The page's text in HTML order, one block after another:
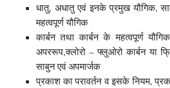
धातु, अधातु एवं इनके प्रमुख यौगिक,
महत्वपूर्ण यौगिक
कार्बन तथा कार्बन के महत्वपूर्ण
अपररूप,क्लोरो – फ्लुओरो कार्बन या
साबुन एवं अपमार्जक
प्रकाश का परावर्तन व इसके नियम,